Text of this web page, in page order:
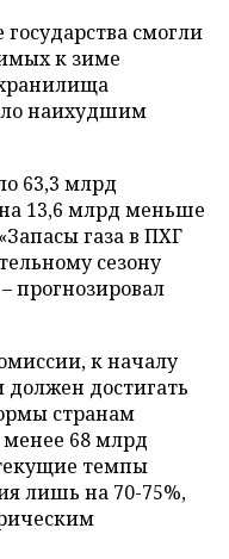
смогли
к зиме
наихудшим
63,3 млрд
13,6 млрд меньше
газа в ПХГ
сезону
прогнозировал
к началу
достигать
странам
менее 68 млрд
темпы
лишь на 70-75%,